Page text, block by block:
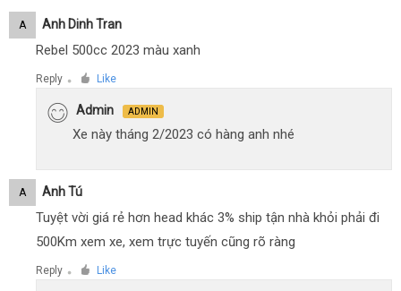
A Anh Dinh Tran
Rebel 500cc 2023 màu xanh
Reply ● Like
Admin ADMIN
Xe này tháng 2/2023 có hàng anh nhé
A Anh Tú
Tuyệt vời giá rẻ hơn head khác 3% ship tận nhà khỏi phải đi
500Km xem xe, xem trực tuyến cũng rõ ràng
Reply ● Like